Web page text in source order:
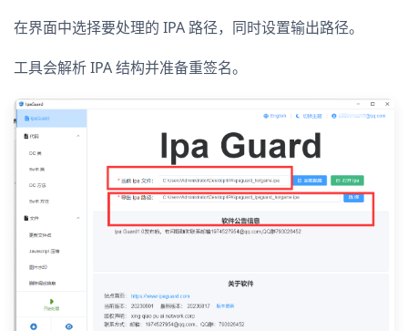
在界面中选择要处理的 IPA 路径，同时设置输出路径。
工具会解析 IPA 结构并准备重签名。